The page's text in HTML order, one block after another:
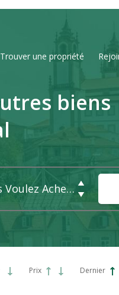
Trouver une propriété
biens
Vous Voulez Acheter
Prix Dernier